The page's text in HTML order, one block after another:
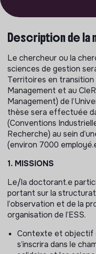
Description de la
Le chercheur ou la
sciences de gestion
Territoires en transition
Management et au
Management) de
thèse sera effectuée
(Conventions
Recherche) au sein
(environ 7000
1. MISSIONS
Le/la doctorant.e
portant sur la
l’observation et de la
organisation de l’ESS.
Contexte et objectif
s’inscrira dans le